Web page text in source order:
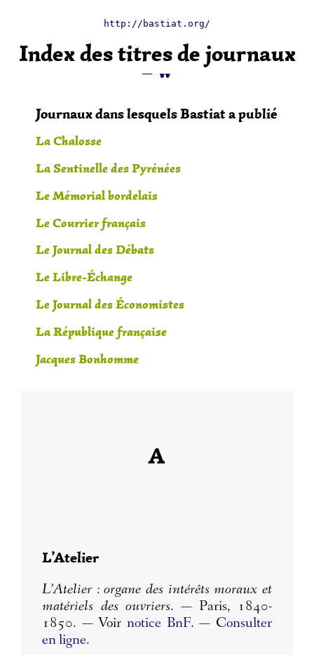
http://bastiat.org/
Index des titres de journaux
—D—E—F—G
—M—N—O —P—Q —R —S—T—V
— W
Journaux dans lesquels Bastiat a publié
La Chalosse
La Sentinelle des Pyrénées
Le Mémorial bordelais
Le Courrier français
Le Journal des Débats
Le Libre-Échange
Le Journal des Économistes
La République française
Jacques Bonhomme
A
L’Atelier
L’Atelier : organe des intérêts moraux et
matériels des ouvriers. — Paris, 1840-
1850. — Voir notice BnF. — Consulter
en ligne.